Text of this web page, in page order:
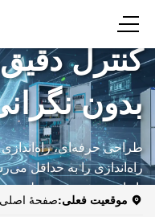
کنترل
بدون
طراحی حرفه‌ای،
راه‌اندازی را به حداقل
پایداری بیشتری در تولید
موقعیت فعلی:صفحهٔ اصلی